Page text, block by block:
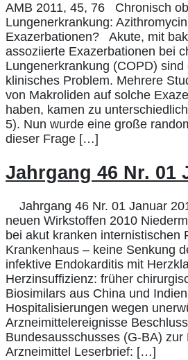
AMB 2011, 45, 76 Chronisch
Lungenerkrankung:
Exazerbationen? Akute, mit
assoziierte Exazerbationen bei
Lungenerkrankung (COPD) sind
klinisches Problem. Mehrere
von Makroliden auf solche
haben, kamen zu
5). Nun wurde eine große
dieser Frage […]
Jahrgang 46 Nr. 01
Jahrgang 46 Nr. 01 Januar
neuen Wirkstoffen 2010
bei akut kranken internistischen
Krankenhaus – keine Senkung
infektive Endokarditis mit
Herzinsuffizienz: früher
Biosimilars aus China und
Hospitalisierungen wegen
Arzneimittelereignisse
Bundesausschusses (G-BA) zur
Arzneimittel Leserbrief: […]